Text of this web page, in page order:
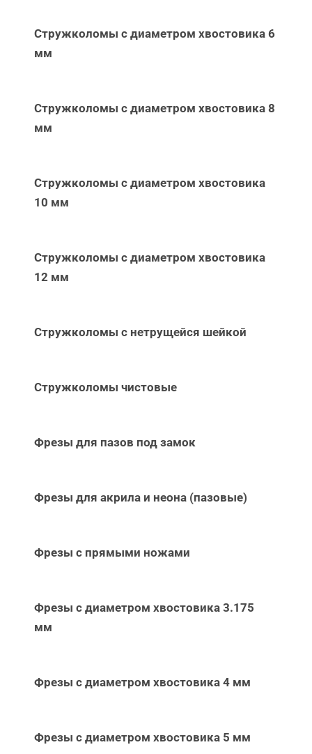
Стружколомы с диаметром хвостовика 6
мм
Стружколомы с диаметром хвостовика 8
мм
Стружколомы с диаметром хвостовика
10 мм
Стружколомы с диаметром хвостовика
12 мм
Стружколомы с нетрущейся шейкой
Стружколомы чистовые
Фрезы для пазов под замок
Фрезы для акрила и неона (пазовые)
Фрезы с прямыми ножами
Фрезы с диаметром хвостовика 3.175
мм
Фрезы с диаметром хвостовика 4 мм
Фрезы с диаметром хвостовика 5 мм